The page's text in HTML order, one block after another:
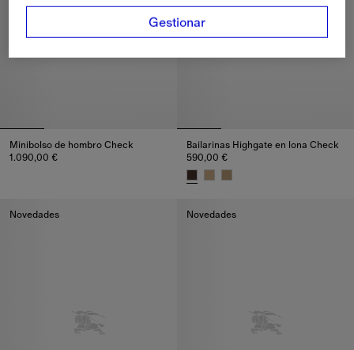
Minibolso de hombro Check
1.090,00 €
Minibolso de hombro Check, 1.090,00 €
Bailarinas Highgate en lona Check
590,00 €
Novedades Novedades
Gestionar